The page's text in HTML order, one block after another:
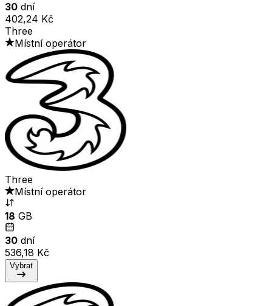
30 dní
402,24 Kč
Three
Místní operátor
Three
Místní operátor
18 GB
30 dní
536,18 Kč
Vybrat